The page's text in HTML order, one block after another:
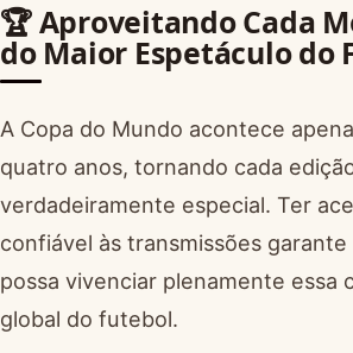
🏆 Aproveitando Cada
do Maior Espetáculo do
A Copa do Mundo acontece
quatro anos, tornando cada
verdadeiramente especial. Ter
confiável às transmissões
possa vivenciar plenamente essa
global do futebol.